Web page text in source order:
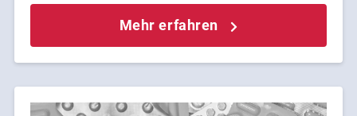
Mehr erfahren